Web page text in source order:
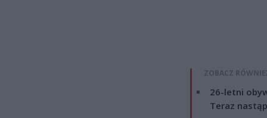
ZOBACZ
26-letni
Teraz